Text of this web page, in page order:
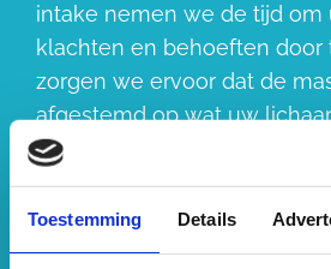
Toestemming Details
intake nemen we de tijd om
klachten en behoeften door
zorgen we ervoor dat de
afgestemd op wat uw
Boek uw massage